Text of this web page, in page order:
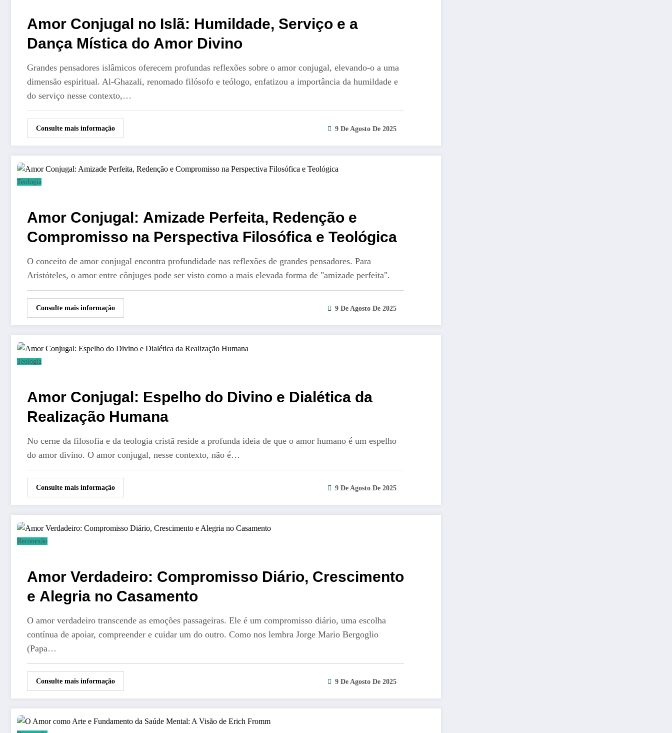
Amor Conjugal no Islã: Humildade, Serviço e a
Dança Mística do Amor Divino
Grandes pensadores islâmicos oferecem profundas reflexões sobre o amor conjugal, elevando-o a uma
dimensão espiritual. Al-Ghazali, renomado filósofo e teólogo, enfatizou a importância da humildade e
do serviço nesse contexto,…
Consulte mais informação 9 De Agosto De 2025
Teologia
Amor Conjugal: Amizade Perfeita, Redenção e
Compromisso na Perspectiva Filosófica e Teológica
O conceito de amor conjugal encontra profundidade nas reflexões de grandes pensadores. Para
Aristóteles, o amor entre cônjuges pode ser visto como a mais elevada forma de "amizade perfeita".
Consulte mais informação 9 De Agosto De 2025
Teologia
Amor Conjugal: Espelho do Divino e Dialética da
Realização Humana
No cerne da filosofia e da teologia cristã reside a profunda ideia de que o amor humano é um espelho
do amor divino. O amor conjugal, nesse contexto, não é…
Consulte mais informação 9 De Agosto De 2025
Reconexão
Amor Verdadeiro: Compromisso Diário, Crescimento
e Alegria no Casamento
O amor verdadeiro transcende as emoções passageiras. Ele é um compromisso diário, uma escolha
contínua de apoiar, compreender e cuidar um do outro. Como nos lembra Jorge Mario Bergoglio
(Papa…
Consulte mais informação 9 De Agosto De 2025